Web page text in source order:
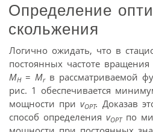
Определение
скольжения
Логично ожидать, что в
постоянных частоте
MН= Mrв рассматриваемой
рис. 1 обеспечивается
мощности при vОРТ. Доказав
способ определения vОРТпо